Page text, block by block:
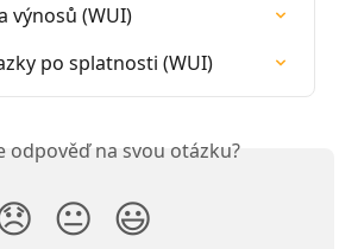
výnosů (WUI)
po splatnosti (WUI)
odpověď na svou otázku?
😐 😃